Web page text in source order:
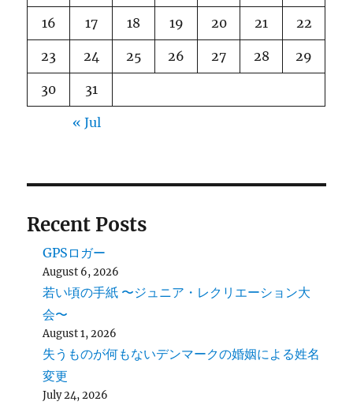
16 17 18 19 20 21 22
23 24 25 26 27 28 29
30 31
« Jul
Recent Posts
GPSロガー
August 6, 2026
若い頃の手紙 〜ジュニア・レクリエーション大
会〜
August 1, 2026
失うものが何もないデンマークの婚姻による姓名
変更
July 24, 2026